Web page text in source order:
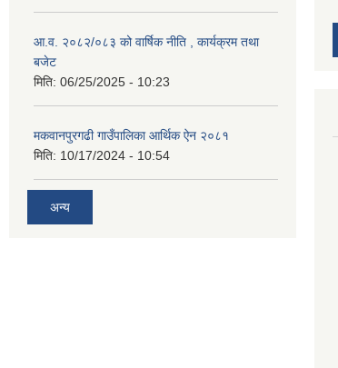
आ.व. २०८२/०८३ को वार्षिक नीति , कार्यक्रम तथा
बजेट
मिति: 06/25/2025 - 10:23
मकवानपुरगढी गाउँपालिका आर्थिक ‌‌‌ऐन २०८१
मिति: 10/17/2024 - 10:54
अन्य